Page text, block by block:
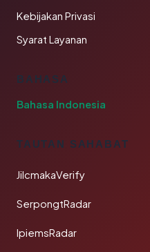
Kebijakan Privasi
Syarat Layanan
BAHASA
Bahasa Indonesia
TAUTAN SAHABAT
JilcmakaVerify
SerpongtRadar
IpiemsRadar